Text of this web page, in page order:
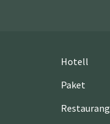
Hotell
Paket
Restaurang